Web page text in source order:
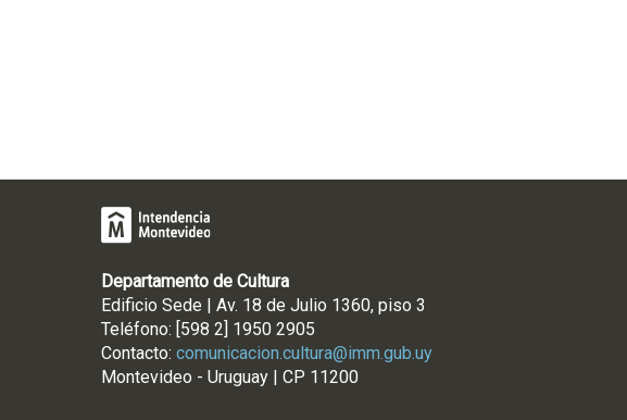
Departamento de Cultura
Edificio Sede | Av. 18 de Julio 1360, piso 3
Teléfono: [598 2] 1950 2905
Contacto: comunicacion.cultura@imm.gub.uy
Montevideo - Uruguay | CP 11200